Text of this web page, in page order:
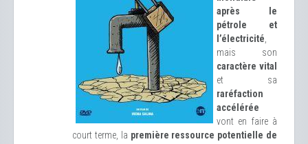
après le
pétrole et
l’électricité
mais son
caractère vital
et sa
raréfaction
accélérée
vont en faire à
court terme, la première ressource potentielle de